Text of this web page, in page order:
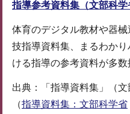
指導参考資料集（文部科学
体育のデジタル教材や器
技指導資料集、まるわか
ける指導の参考資料が多数
出典：「指導資料集」（文
（指導資料集：文部科学省